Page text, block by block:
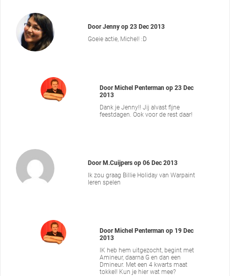
DoorJenny op23 Dec 2013
Goeie actie, Michel! :D
DoorMichel Penterman op 23 Dec
2013
Dank je Jenny!! Jij alvast fijne
feestdagen. Ook voor de rest daar!
DoorM.Cuijpers op06 Dec 2013
Ik zou graag Billie Holiday van Warpaint
leren spelen
DoorMichel Penterman op 19 Dec
2013
IK heb hem uitgezocht, begint met
Amineur, daarna G en dan een
Dmineur. Met een 4 kwarts maat
tokkel! Kun je hier wat mee?